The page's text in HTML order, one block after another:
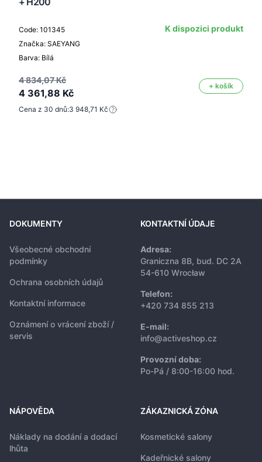
Code: 101345
Značka: SAEYANG
Barva: Bílá
K dispozici produkt
4 834,07 Kč
4 361,88 Kč
+ košík
Cena z 30 dnů:3 948,71 Kč
DOKUMENTY
Všeobecné obchodní
podmínky
Ochrana osobních údajů
Kontaktní informace
Oznámení o vrácení zboží /
servis
KONTAKTNÍ ÚDAJE
Adresa:
Graniczna 8B, bud. DC 2A
54-610 Wrocław
Telefon:
+420 734 855 213
E-mail:
info@activeshop.cz
Provozní doba:
Po-Pá / 8:00-16:00 hod.
NÁPOVĚDA
Náklady na dodání a dodací
lhůta
ZÁKAZNICKÁ ZÓNA
Kosmetické salony
Kadeřnické salony